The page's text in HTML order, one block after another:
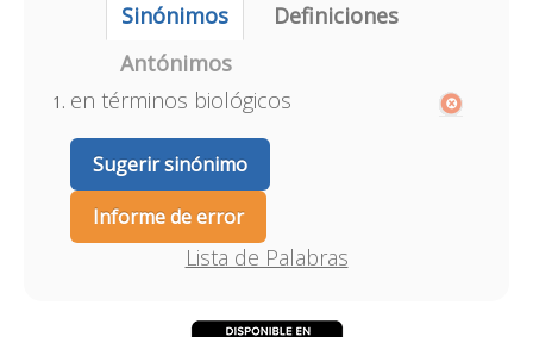
Sinónimos
Definiciones
Antónimos
en términos biológicos
Sugerir sinónimo
Informe de error
Lista de Palabras